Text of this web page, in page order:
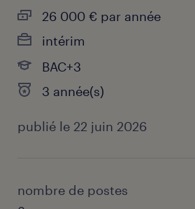
26 000 € par année
intérim
BAC+3
3 année(s)
publié le 22 juin 2026
nombre de postes